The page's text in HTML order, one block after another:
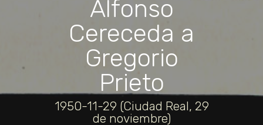
Alfonso
Cereceda a
Gregorio
Prieto
1950-11-29 (Ciudad Real, 29
de noviembre)